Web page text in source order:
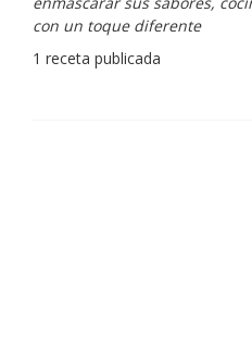
con un toque diferente
1 receta publicada